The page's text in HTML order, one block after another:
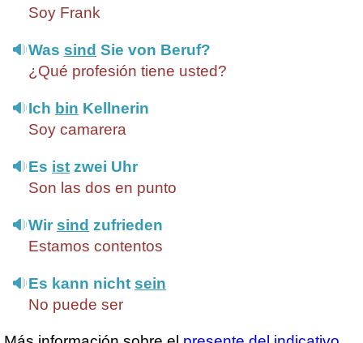
Soy Frank
Was sind Sie von Beruf?
¿Qué profesión tiene usted?
Ich bin Kellnerin
Soy camarera
Es ist zwei Uhr
Son las dos en punto
Wir sind zufrieden
Estamos contentos
Es kann nicht sein
No puede ser